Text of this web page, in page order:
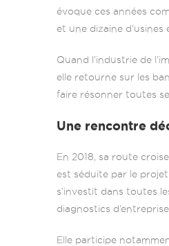
évoque ces années
et une dizaine d’usines
Quand l’industrie de
elle retourne sur les
faire résonner toutes
Une rencontre
En 2018, sa route
est séduite par le projet
s’investit dans toutes
diagnostics
Elle participe